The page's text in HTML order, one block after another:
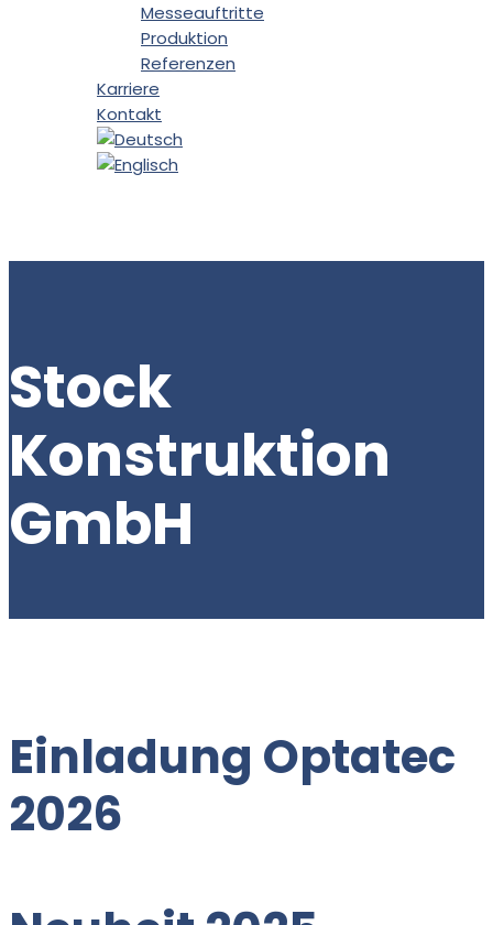
Messeauftritte
Produktion
Referenzen
Karriere
Kontakt
Stock
Konstruktion
GmbH
Einladung Optatec
2026